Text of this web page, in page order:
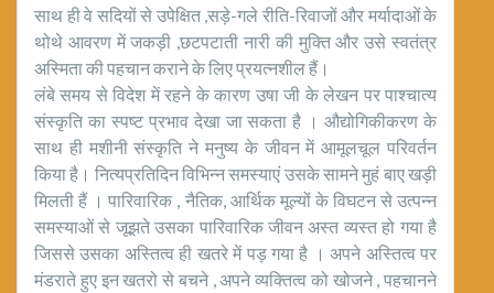
साथ ही वे सदियों से उपेक्षित ,सड़े-गले रीति-रिवाजों और मर्यादाओं के
थोथे आवरण में जकड़ी ,छटपटाती नारी की मुक्ति और उसे स्वतंत्र
अस्मिता की पहचान कराने के लिए प्रयत्नशील हैं।
लंबे समय से विदेश में रहने के कारण उषा जी के लेखन पर पाश्चात्य
संस्कृति का स्पष्ट प्रभाव देखा जा सकता है । औद्योगिकीकरण के
साथ ही मशीनी संस्कृति ने मनुष्य के जीवन में आमूलचूल परिवर्तन
किया है। नित्यप्रतिदिन विभिन्न समस्याएं उसके सामने मुहं बाए खड़ी
मिलती हैं । पारिवारिक , नैतिक, आर्थिक मूल्यों के विघटन से उत्पन्न
समस्याओं से जूझते उसका पारिवारिक जीवन अस्त व्यस्त हो गया है
जिससे उसका अस्तित्व ही खतरे में पड़ गया है । अपने अस्तित्व पर
मंडराते हुए इन खतरो से बचने , अपने व्यक्तित्व को खोजने , पहचानने